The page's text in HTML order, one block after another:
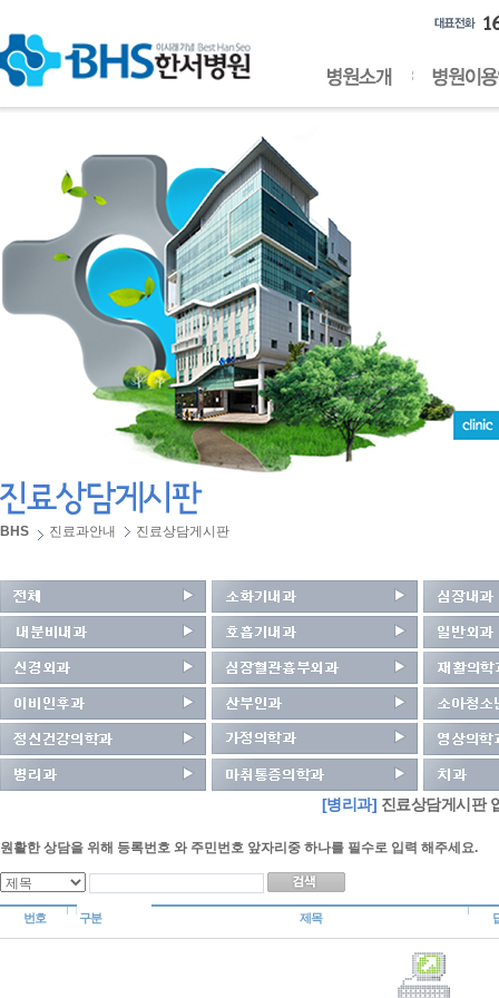
BHS 진료과안내 진료상담게시판
[병리과] 진료상담게시판
원활한 상담을 위해 등록번호 와 주민번호 앞자리중 하나를 필수로 입력 해주세요.
번호 구분 제목